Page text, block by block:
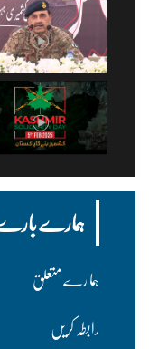
ہمارے
ہما رے متعلق
رابطہ کریں